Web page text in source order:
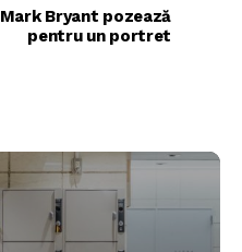
Mark Bryant pozează
pentru un portret